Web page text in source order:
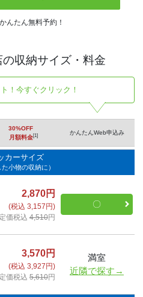
んたん無料予約！
収納サイズ・料金
！今すぐクリック！
30%OFF
月額料金[1] かんたんWeb申込み
カーサイズ
た小物の収納に）
2,870円
(税込 3,157円)
定価税込4,510円
〇
3,570円
(税込 3,927円)
定価税込5,610円
満室
近隣で探す→